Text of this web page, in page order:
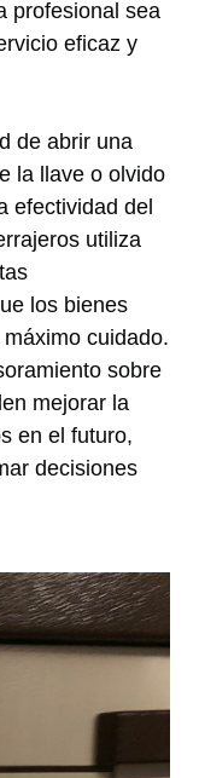
profesional sea
eficaz y
de abrir una
la llave o olvido
efectividad del
utiliza
los bienes
cuidado.
sobre
mejorar la
en el futuro,
decisiones